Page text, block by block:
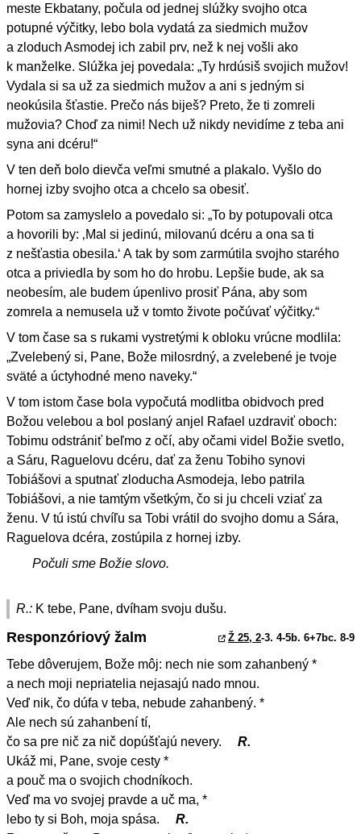
meste Ekbatany, počula od jednej slúžky svojho otca
potupné výčitky, lebo bola vydatá za siedmich mužov
a zloduch Asmodej ich zabil prv, než k nej vošli ako
k manželke. Slúžka jej povedala: „Ty hrdúsiš svojich mužov!
Vydala si sa už za siedmich mužov a ani s jedným si
neokúsila šťastie. Prečo nás biješ? Preto, že ti zomreli
mužovia? Choď za nimi! Nech už nikdy nevidíme z teba ani
syna ani dcéru!“
V ten deň bolo dievča veľmi smutné a plakalo. Vyšlo do
hornej izby svojho otca a chcelo sa obesiť.
Potom sa zamyslelo a povedalo si: „To by potupovali otca
a hovorili by: ‚Mal si jedinú, milovanú dcéru a ona sa ti
z nešťastia obesila.‘ A tak by som zarmútila svojho starého
otca a priviedla by som ho do hrobu. Lepšie bude, ak sa
neobesím, ale budem úpenlivo prosiť Pána, aby som
zomrela a nemusela už v tomto živote počúvať výčitky.“
V tom čase sa s rukami vystretými k obloku vrúcne modlila:
„Zvelebený si, Pane, Bože milosrdný, a zvelebené je tvoje
sväté a úctyhodné meno naveky.“
V tom istom čase bola vypočutá modlitba obidvoch pred
Božou velebou a bol poslaný anjel Rafael uzdraviť oboch:
Tobimu odstrániť beľmo z očí, aby očami videl Božie svetlo,
a Sáru, Raguelovu dcéru, dať za ženu Tobiho synovi
Tobiášovi a sputnať zloducha Asmodeja, lebo patrila
Tobiášovi, a nie tamtým všetkým, čo si ju chceli vziať za
ženu. V tú istú chvíľu sa Tobi vrátil do svojho domu a Sára,
Raguelova dcéra, zostúpila z hornej izby.
Počuli sme Božie slovo.
R.: K tebe, Pane, dvíham svoju dušu.
Responzóriový žalm Ž 25, 2-3. 4-5b. 6+7bc. 8-9
Tebe dôverujem, Bože môj: nech nie som zahanbený *
a nech moji nepriatelia nejasajú nado mnou.
Veď nik, čo dúfa v teba, nebude zahanbený. *
Ale nech sú zahanbení tí,
čo sa pre nič za nič dopúšťajú nevery.
R.
Ukáž mi, Pane, svoje cesty *
a pouč ma o svojich chodníkoch.
Veď ma vo svojej pravde a uč ma, *
lebo ty si Boh, moja spása.
R.